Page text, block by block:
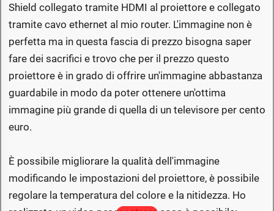
Shield collegato tramite HDMI al proiettore e collegato
tramite cavo ethernet al mio router. L'immagine non è
perfetta ma in questa fascia di prezzo bisogna saper
fare dei sacrifici e trovo che per il prezzo questo
proiettore è in grado di offrire un'immagine abbastanza
guardabile in modo da poter ottenere un'ottima
immagine più grande di quella di un televisore per cento
euro.
È possibile migliorare la qualità dell'immagine
modificando le impostazioni del proiettore, è possibile
regolare la temperatura del colore e la nitidezza. Ho